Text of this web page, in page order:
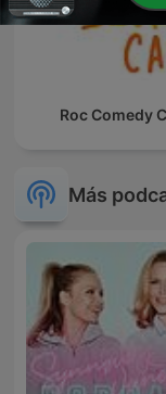
Roc Comedy
Más